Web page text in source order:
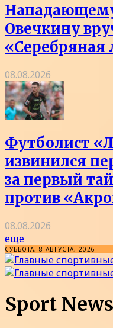
Овечкину
«Серебряная
08.08.2026
Футболист
извинился
за первый
против
08.08.2026
еще
СУББОТА, 8 АВГУСТА, 2026
Sport News